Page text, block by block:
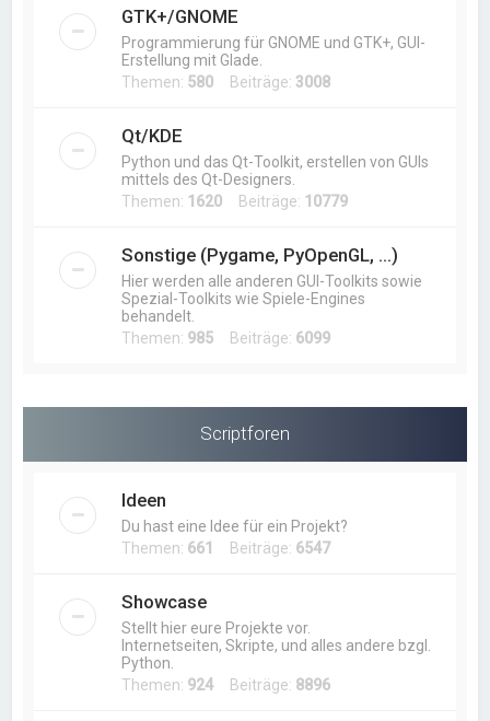
GTK+/GNOME
Programmierung für GNOME und GTK+, GUI-
Erstellung mit Glade.
Themen: 580 Beiträge: 3008
Qt/KDE
Python und das Qt-Toolkit, erstellen von GUIs
mittels des Qt-Designers.
Themen: 1620 Beiträge: 10779
Sonstige (Pygame, PyOpenGL, ...)
Hier werden alle anderen GUI-Toolkits sowie
Spezial-Toolkits wie Spiele-Engines
behandelt.
Themen: 985 Beiträge: 6099
Scriptforen
Ideen
Du hast eine Idee für ein Projekt?
Themen: 661 Beiträge: 6547
Showcase
Stellt hier eure Projekte vor.
Internetseiten, Skripte, und alles andere bzgl.
Python.
Themen: 924 Beiträge: 8896